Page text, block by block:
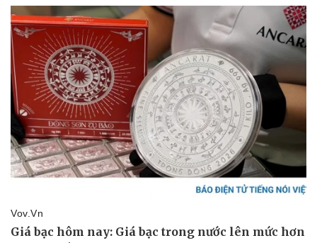
Du lịch
Tư vấn
Podcast
Câu chuyện thời sự
Đọc truyện đêm khuya
Hạt giống tâm hồn